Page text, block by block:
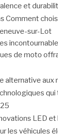
et
Comment
sur-Lot
de moto
alternative aux
LED
les véhicules